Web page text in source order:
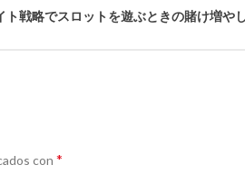
ト戦略でスロットを遊ぶときの賭け増や
con *